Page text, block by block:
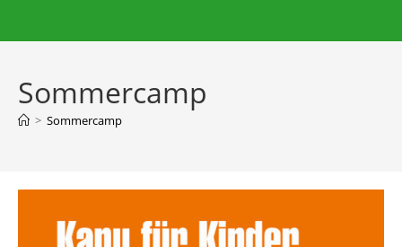
Sommercamp
> Sommercamp